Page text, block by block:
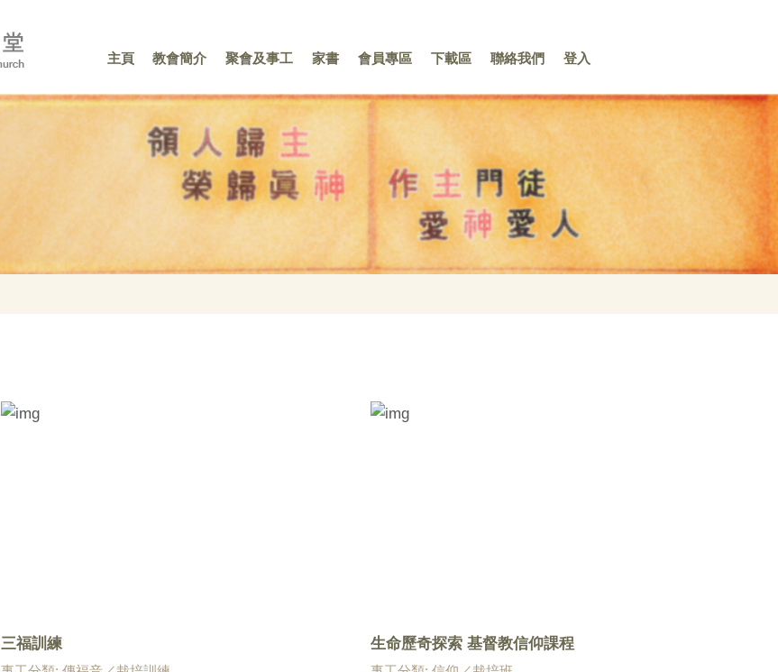
主頁 教會簡介 聚會及事工 家書 會員專區 下載區 聯絡我們 登入
三福訓練 生命歷奇探索 基督教信仰課程